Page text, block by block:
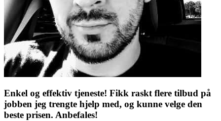
Enkel og effektiv tjeneste! Fikk raskt flere tilbud på
jobben jeg trengte hjelp med, og kunne velge den
beste prisen. Anbefales!